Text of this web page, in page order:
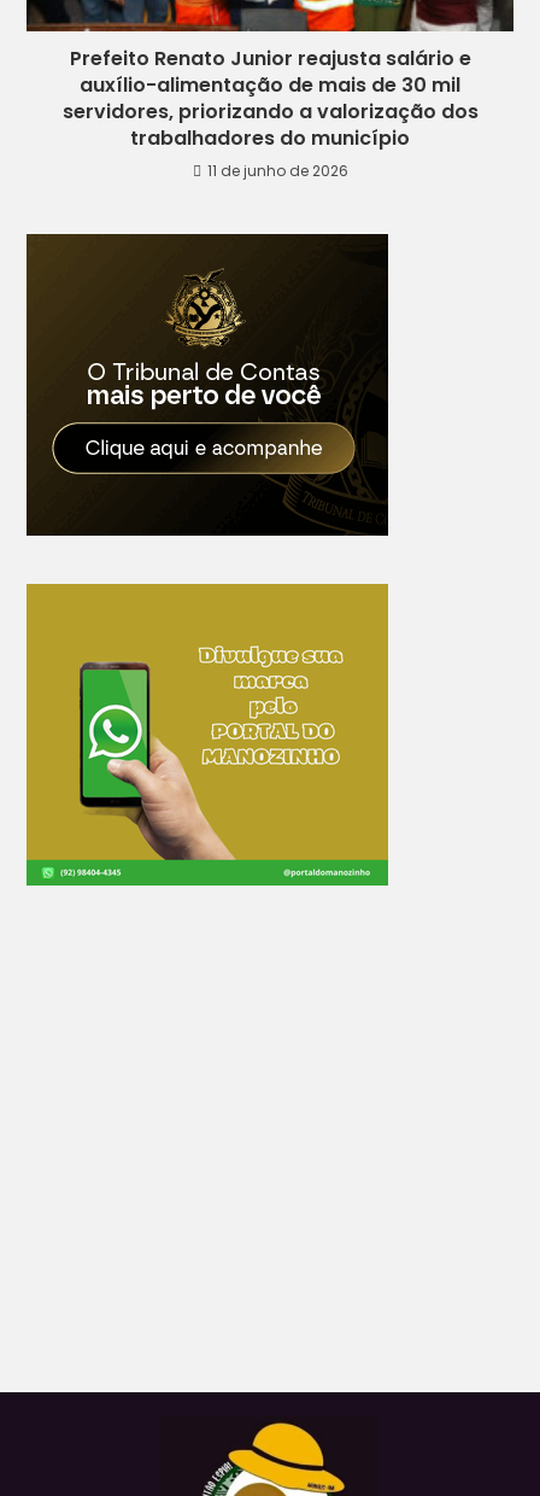
Prefeito Renato Junior reajusta salário e
auxílio-alimentação de mais de 30 mil
servidores, priorizando a valorização dos
trabalhadores do município
11 de junho de 2026